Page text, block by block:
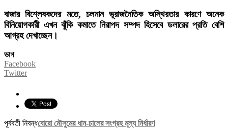
বাজার বিশ্লেষকদের মতে, চলমান ভূরাজনৈতিক অস্থিরতার কারণে অনেক
বিনিয়োগকারী এখন ঝুঁকি কমাতে নিরাপদ সম্পদ হিসেবে ডলারের প্রতি বেশি
আগ্রহ দেখাচ্ছেন।
ভাগ
Facebook
Twitter
পূর্ববর্তী নিবন্ধবোরো মৌসুমের ধান-চালের সংগ্রহ মূল্য নির্ধারণ